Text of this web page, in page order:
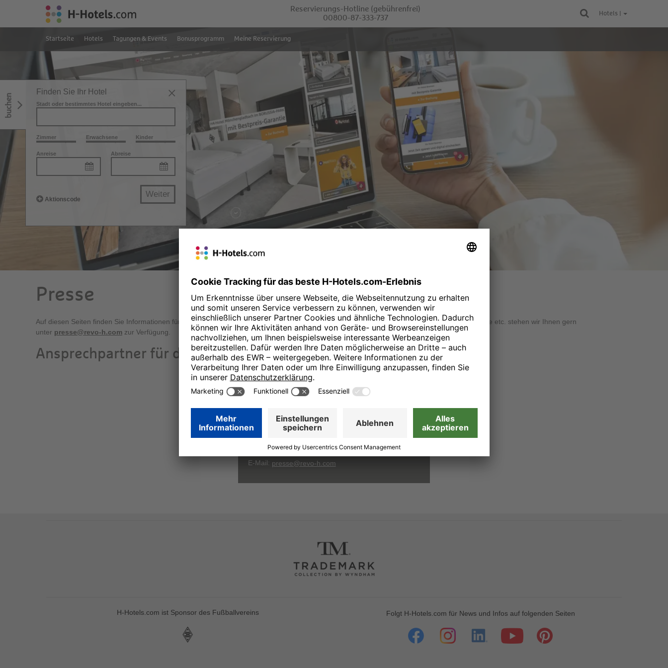
Reservierungs-Hotline (gebührenfrei)
00800-87-333-737
Hotels |
Startseite Hotels Tagungen & Events Bonusprogramm Meine Reservierung
buchen
Finden Sie Ihr Hotel
Stadt oder bestimmtes Hotel eingeben...
Zimmer Erwachsene Kinder
Anreise Abreise
Aktionscode
Weiter
Presse
Auf diesen Seiten finden Sie Informationen für Medienvertreter zu den Hotels der H-Hotels GmbH. Für weitere Rückfragen, spezielle Bildwünsche etc. stehen wir Ihnen gern
unter presse@revo-h.com zur Verfügung.
Ansprechpartner für die Presse:
H-Hotels GmbH
David Rollik
E-Mail: presse@revo-h.com
H-Hotels.com ist Sponsor des Fußballvereins Folgt H-Hotels.com für News und Infos auf folgenden Seiten